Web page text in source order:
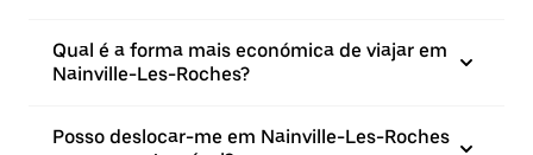
Qual é a forma mais económica de viajar em
Nainville-Les-Roches?
Posso deslocar-me em Nainville-Les-Roches